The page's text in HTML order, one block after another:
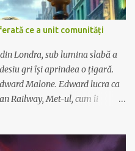
ce a unit comunități
Londra, sub lumina slabă a
gri își aprindea o țigară.
Malone. Edward lucra ca
Railway, Met-ul, cum îi